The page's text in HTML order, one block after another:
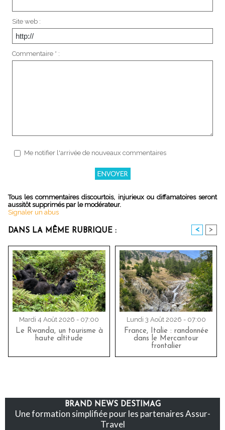
Site web :
Commentaire * :
Me notifier l'arrivée de nouveaux commentaires
Tous les commentaires discourtois, injurieux ou diffamatoires seront
aussitôt supprimés par le modérateur.
Signaler un abus
DANS LA MÊME RUBRIQUE : < >
Mardi 4 Août 2026 - 07:00
Le Rwanda, un tourisme à
haute altitude
Lundi 3 Août 2026 - 07:00
France, Italie : randonnée
dans le Mercantour
frontalier
BRAND NEWS DESTIMAG
Une formation simplifiée pour les partenaires Assur-
Travel